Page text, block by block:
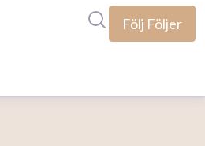
Följ Följer